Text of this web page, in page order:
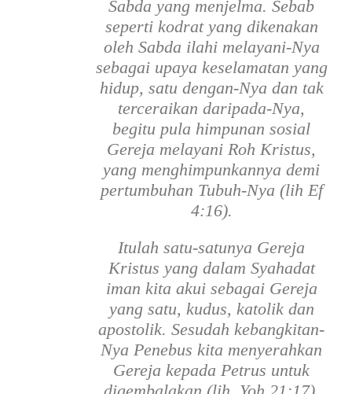
Sabda yang menjelma. Sebab
seperti kodrat yang dikenakan
oleh Sabda ilahi melayani-Nya
sebagai upaya keselamatan yang
hidup, satu dengan-Nya dan tak
terceraikan daripada-Nya,
begitu pula himpunan sosial
Gereja melayani Roh Kristus,
yang menghimpunkannya demi
pertumbuhan Tubuh-Nya (lih Ef
4:16).
Itulah satu-satunya Gereja
Kristus yang dalam Syahadat
iman kita akui sebagai Gereja
yang satu, kudus, katolik dan
apostolik. Sesudah kebangkitan-
Nya Penebus kita menyerahkan
Gereja kepada Petrus untuk